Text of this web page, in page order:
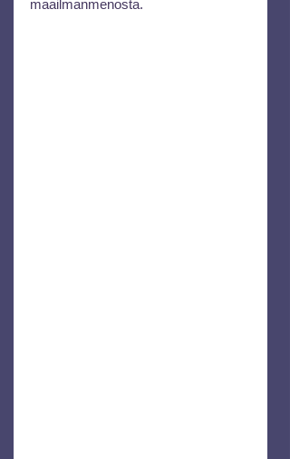
maailmanmenosta.